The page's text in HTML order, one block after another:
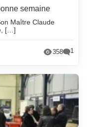
semaine
Maître Claude
[…]
358 1